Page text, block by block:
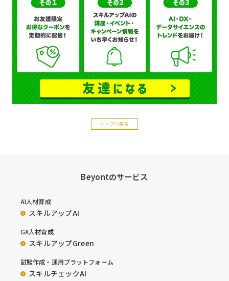
トップへ戻る
Beyontのサービス
AI人材育成
スキルアップAI
GX人材育成
スキルアップGreen
試験作成・運用プラットフォーム
スキルチェックAI